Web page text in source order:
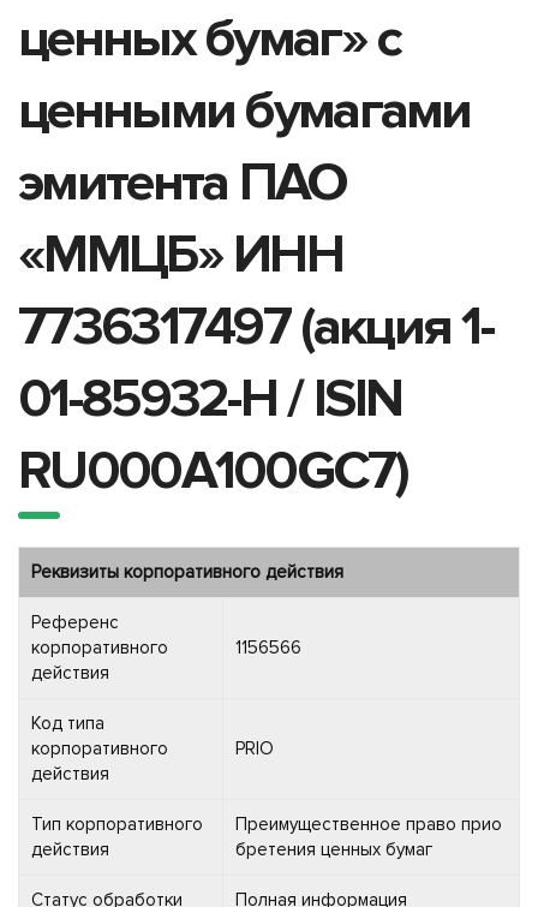
ценных бумаг» с
ценными бумагами
эмитента ПАО
«ММЦБ» ИНН
7736317497 (акция 1-
01-85932-H / ISIN
RU000A100GC7)
Реквизиты корпоративного действия
Референс
корпоративного
действия
1156566
Код типа
корпоративного
действия
PRIO
Тип корпоративного
действия
Преимущественное право прио
бретения ценных бумаг
Статус обработки Полная информация